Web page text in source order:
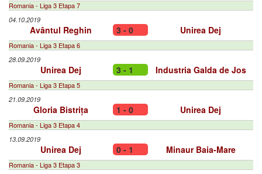
Romania - Liga 3 Etapa 7
04.10.2019
Avântul Reghin 3 - 0 Unirea Dej
Romania - Liga 3 Etapa 6
28.09.2019
Unirea Dej 3 - 1 Industria Galda de Jos
Romania - Liga 3 Etapa 5
21.09.2019
Gloria Bistrița 1 - 0 Unirea Dej
Romania - Liga 3 Etapa 4
13.09.2019
Unirea Dej 0 - 1 Minaur Baia-Mare
Romania - Liga 3 Etapa 3